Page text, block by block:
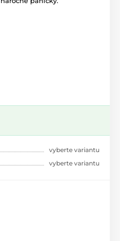
vyberte variantu
vyberte variantu